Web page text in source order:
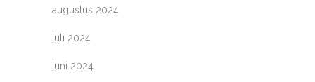
augustus 2024
juli 2024
juni 2024